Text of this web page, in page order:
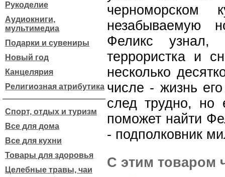
Рукоделие
Аудиокниги,
мультимедиа
Подарки и сувениры
Новый год
Канцелярия
Религиозная атрибутика
Спорт, отдых и туризм
Все для дома
Все для кухни
Товары для здоровья
Целебные травы, чаи
черноморском
незабываемую
Феликс
террористка и
несколько
числе - жизнь
след трудно, но
поможет найти
- подполковник
С этим товаром